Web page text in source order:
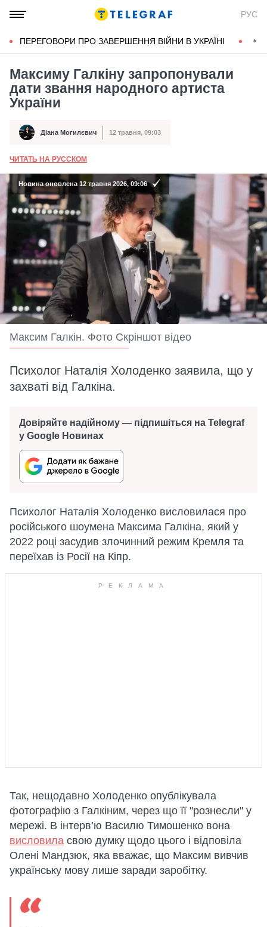
РУС
ПЕРЕГОВОРИ ПРО ЗАВЕРШЕННЯ ВІЙНИ В УКРАЇНІ
Максиму Галкіну запропонували
дати звання народного артиста
України
Автор Діана Могилєвич
Дата публікації 12 травня, 09:03
ЧИТАТЬ НА РУССКОМ
Новина оновлена 12 травня 2026, 09:06
Максим Галкін. Фото Скріншот відео
Психолог Наталія Холоденко заявила, що у
захваті від Галкіна.
Довіряйте надійному — підпишіться на Telegraf
у Google Новинах
Психолог Наталія Холоденко висловилася про
російського шоумена Максима Галкіна, який у
2022 році засудив злочинний режим Кремля та
переїхав із Росії на Кіпр.
Так, нещодавно Холоденко опублікувала
фотографію з Галкіним, через що її "рознесли" у
мережі. В інтерв’ю Василю Тимошенко вона
висловила свою думку щодо цього і відповіла
Олені Мандзюк, яка вважає, що Максим вивчив
українську мову лише заради заробітку.